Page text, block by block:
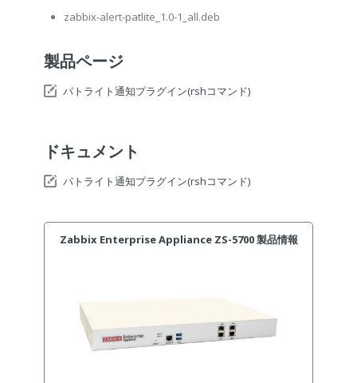
zabbix-alert-patlite_1.0-1_all.deb
製品ページ
パトライト通知プラグイン(rshコマンド)
ドキュメント
パトライト通知プラグイン(rshコマンド)
Zabbix Enterprise Appliance ZS-5700 製品情報